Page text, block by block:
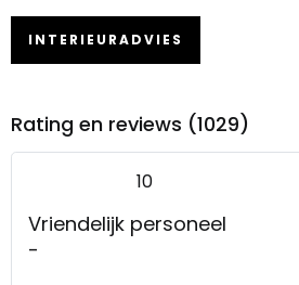
INTERIEURADVIES
Rating en reviews (1029)
10
Vriendelijk personeel
-